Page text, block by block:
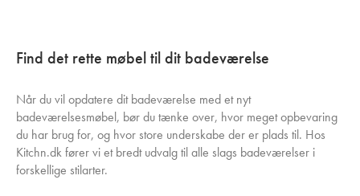
Find det rette møbel til dit badeværelse
Når du vil opdatere dit badeværelse med et nyt
badeværelsesmøbel, bør du tænke over, hvor meget opbevaring
du har brug for, og hvor store underskabe der er plads til. Hos
Kitchn.dk fører vi et bredt udvalg til alle slags badeværelser i
forskellige stilarter.